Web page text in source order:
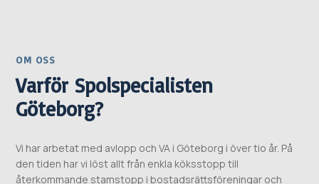
OM OSS
Varför Spolspecialisten
Göteborg?
Vi har arbetat med avlopp och VA i Göteborg i över tio år. På
den tiden har vi löst allt från enkla köksstopp till
återkommande stamstopp i bostadsrättsföreningar och